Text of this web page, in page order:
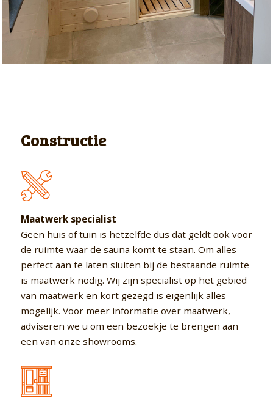
Constructie
Maatwerk specialist
Geen huis of tuin is hetzelfde dus dat geldt ook voor
de ruimte waar de sauna komt te staan. Om alles
perfect aan te laten sluiten bij de bestaande ruimte
is maatwerk nodig. Wij zijn specialist op het gebied
van maatwerk en kort gezegd is eigenlijk alles
mogelijk. Voor meer informatie over maatwerk,
adviseren we u om een bezoekje te brengen aan
een van onze showrooms.